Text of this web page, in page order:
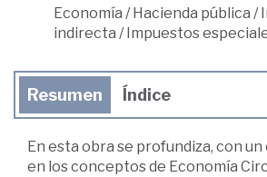
Economía / Hacienda pública /
indirecta / Impuestos
Resumen Índice
En esta obra se profundiza, con
en los conceptos de Economía